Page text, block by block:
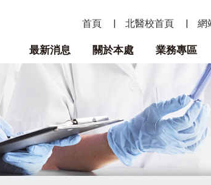
首頁 北醫校首頁 網
最新消息 關於本處 業務專區